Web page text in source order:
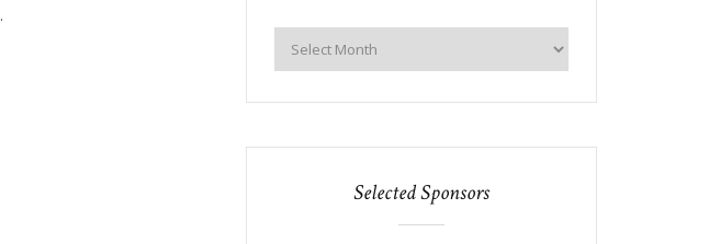
.
Selected Sponsors